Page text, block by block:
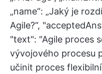
„name“: „Jaký je
Agile?“,
"text": "Agile proces
vývojového procesu
učinit proces